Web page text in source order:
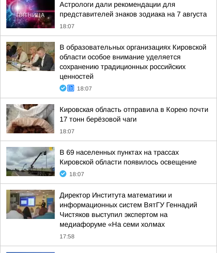
Астрологи дали рекомендации для
представителей знаков зодиака на 7 августа
18:07
В образовательных организациях Кировской
области особое внимание уделяется
сохранению традиционных российских
ценностей
18:07
Кировская область отправила в Корею почти
17 тонн берёзовой чаги
18:07
В 69 населенных пунктах на трассах
Кировской области появилось освещение
18:07
Директор Института математики и
информационных систем ВятГУ Геннадий
Чистяков выступил экспертом на
медиафоруме «На семи холмах
17:58